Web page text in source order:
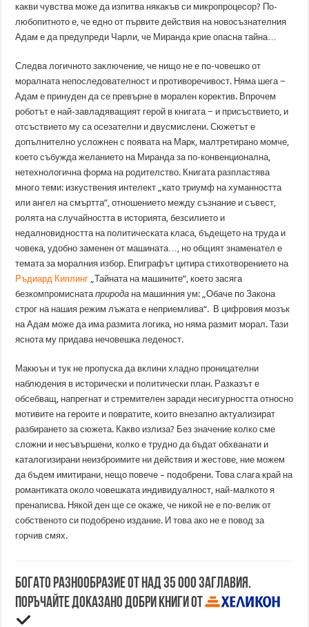
какви чувства може да изпитва някакъв си микропроцесор? По-
любопитното е, че едно от първите действия на новосъзнателния
Адам е да предупреди Чарли, че Миранда крие опасна тайна…
Следва логичното заключение, че нищо не е по-човешко от
моралната непоследователност и противоречивост. Няма шега −
Адам е принуден да се превърне в морален коректив. Впрочем
роботът е най-завладяващият герой в книгата − и присъствието, и
отсъствието му са осезателни и двусмислени. Сюжетът е
допълнително усложнен с появата на Марк, малтретирано момче,
което събужда желанието на Миранда за по-конвенционална,
нетехнологична форма на родителство. Книгата разпластява
много теми: изкуствения интелект „като триумф на хуманността
или ангел на смъртта”, отношението между съзнание и съвест,
ролята на случайността в историята, безсилието и
недалновидността на политическата класа, бъдещето на труда и
човека, удобно заменен от машината…, но общият знаменател е
темата за моралния избор. Епиграфът цитира стихотворението на
Ръдиард Киплинг „Тайната на машините“, което засяга
безкомпромиснатаприрода на машинния ум: „Обаче по Закона
строг на нашия режим лъжата е неприемлива“. В цифровия мозък
на Адам може да има размита логика, но няма размит морал. Тази
яснота му придава нечовешка леденост.
Макюън и тук не пропуска да вклини хладно проницателни
наблюдения в исторически и политически план. Разказът е
обсебващ, напрегнат и стремителен заради несигурността относно
мотивите на героите и повратите, които внезапно актуализират
разбирането за сюжета. Какво излиза? Без значение колко сме
сложни и несъвършени, колко е трудно да бъдат обхванати и
каталогизирани неизброимите ни действия и жестове, ние можем
да бъдем имитирани, нещо повече – подобрени. Това слага край на
романтиката около човешката индивидуалност, най-малкото я
пренаписва. Някой ден ще се окаже, че никой не е по-велик от
собственото си подобрено издание. И това ако не е повод за
горчив смях.
Богато разнообразие от над 35 000 заглавия.
Поръчайте доказано добри книги от